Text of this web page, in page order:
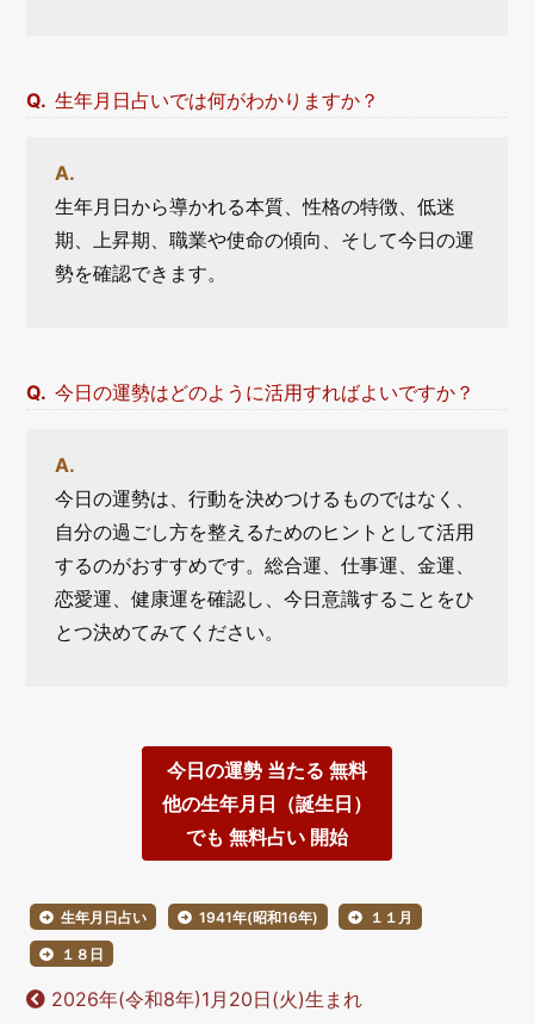
生年月日占いでは何がわかりますか？
生年月日から導かれる本質、性格の特徴、低迷
期、上昇期、職業や使命の傾向、そして今日の運
勢を確認できます。
今日の運勢はどのように活用すればよいですか？
今日の運勢は、行動を決めつけるものではなく、
自分の過ごし方を整えるためのヒントとして活用
するのがおすすめです。総合運、仕事運、金運、
恋愛運、健康運を確認し、今日意識することをひ
とつ決めてみてください。
今日の運勢 当たる 無料
他の生年月日（誕生日）
でも 無料占い 開始
生年月日占い 1941年(昭和16年) １１月
１８日
2026年(令和8年)1月20日(火)生まれ